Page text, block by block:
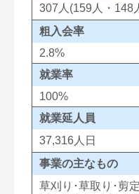
307人(159人・148
粗入会率
2.8%
就業率
100%
就業延人員
37,316人日
事業の主なもの
草刈り･草取り･剪